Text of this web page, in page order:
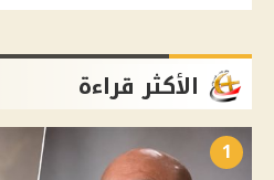
الأكثر قراءة
1